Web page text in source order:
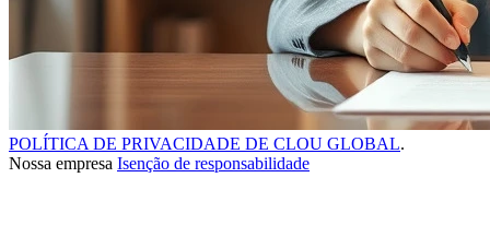
POLÍTICA DE PRIVACIDADE DE CLOU GLOBAL.
Nossa empresa Isenção de responsabilidade